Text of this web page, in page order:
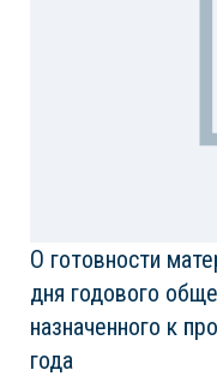
О готовности
дня годового
назначенного к
года